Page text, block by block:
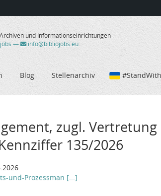
und Informationseinrichtungen
— info@bibliojobs.eu
Blog Stellenarchiv
zugl.
135/2026
und-Prozessman [...]